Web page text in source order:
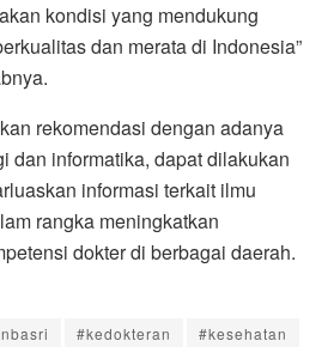
kondisi yang mendukung
dan merata di Indonesia”
rekomendasi dengan adanya
dan informatika, dapat dilakukan
informasi terkait ilmu
rangka meningkatkan
dokter di berbagai daerah.
#kedokteran
#kesehatan